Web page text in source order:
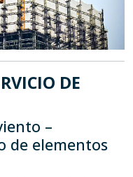
DE
–
de elementos